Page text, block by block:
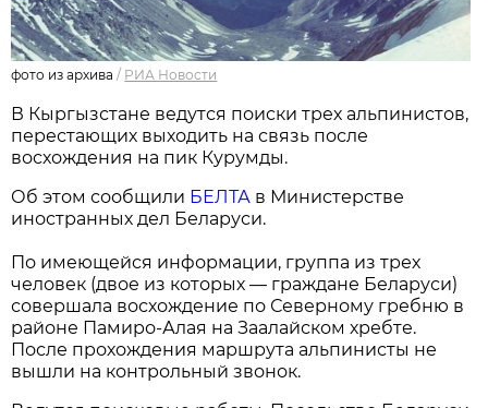
фото из архива / РИА Новости
В Кыргызстане ведутся поиски трех альпинистов,
перестающих выходить на связь после
восхождения на пик Курумды.
Об этом сообщили БЕЛТА в Министерстве
иностранных дел Беларуси.
По имеющейся информации, группа из трех
человек (двое из которых — граждане Беларуси)
совершала восхождение по Северному гребню в
районе Памиро-Алая на Заалайском хребте.
После прохождения маршрута альпинисты не
вышли на контрольный звонок.